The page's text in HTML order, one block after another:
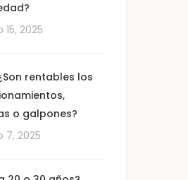
2025
rentables los
o galpones?
7, 2025